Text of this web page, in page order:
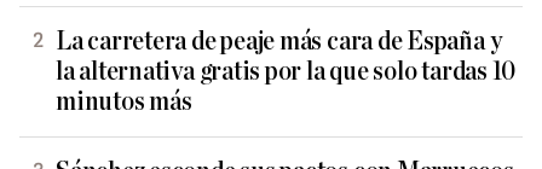
La carretera de peaje más cara de España y
la alternativa gratis por la que solo tardas 10
minutos más